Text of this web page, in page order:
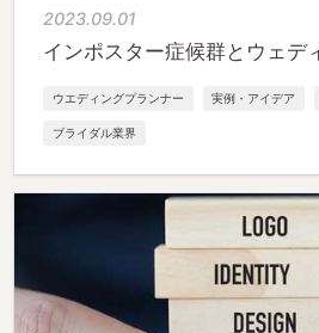
2023.09.01
インポスター症候群とウェデ
ウエディングプランナー 実例・アイデア
ブライダル業界